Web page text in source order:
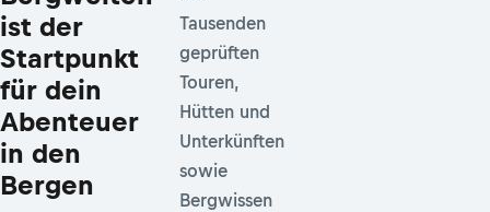
ist der
Startpunkt
für dein
Abenteuer
in den
Bergen
Tausenden
geprüften
Touren,
Hütten und
Unterkünften
sowie
Bergwissen